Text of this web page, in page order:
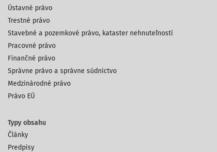
Ústavné právo
Trestné právo
Stavebné a pozemkové právo, kataster nehnuteľností
Pracovné právo
Finančné právo
Správne právo a správne súdnictvo
Medzinárodné právo
Právo EÚ
Typy obsahu
Články
Predpisy